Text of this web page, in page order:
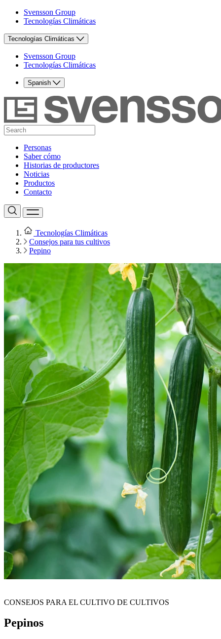
Svensson Group
Tecnologías Climáticas
Tecnologías Climáticas
Svensson Group
Tecnologías Climáticas
Spanish
Personas
Saber cómo
Historias de productores
Noticias
Productos
Contacto
Tecnologías Climáticas
Consejos para tus cultivos
Pepino
CONSEJOS PARA EL CULTIVO DE CULTIVOS
Pepinos